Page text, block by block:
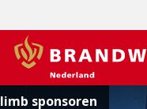
sponsoren